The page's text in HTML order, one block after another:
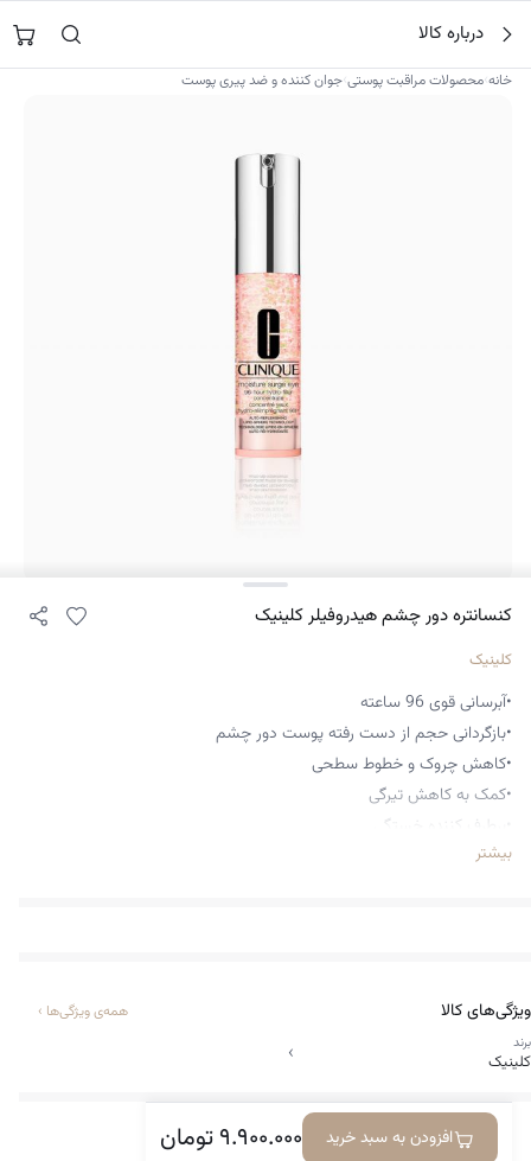
محتوا
جستجو در
درباره کالا
خانه›محصولات مراقبت پوستی›جوان کننده و ضد پیری پوست
کنسانتره دور چشم هیدروفیلر کلینیک
کلینیک
•آبرسانی قوی 96 ساعته
•بازگردانی حجم از دست رفته پوست دور چشم
•کاهش چروک و خطوط سطحی
•کمک به کاهش تیرگی
•برطرف کننده خستگی
•آنتی اکسیدان
بیشتر
ویژگی‌های کالا همه‌ی ویژگی‌ها ›
برند
کلینیک ›
۹.۹۰۰.۰۰۰تومان افزودن به سبد خریدمعرفی کالا ویژگی‌ها دیدگاه‌ها